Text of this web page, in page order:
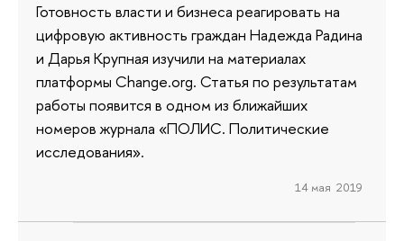
Готовность власти и бизнеса реагировать на
цифровую активность граждан Надежда Радина
и Дарья Крупная изучили на материалах
платформы Change.org. Статья по результатам
работы появится в одном из ближайших
номеров журнала «ПОЛИС. Политические
исследования».
14 мая 2019